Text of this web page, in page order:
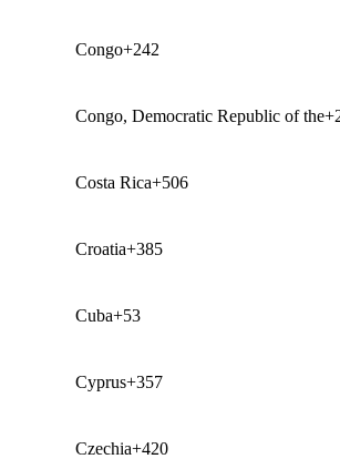
Congo+242
Congo, Democratic Republic of the
Costa Rica+506
Croatia+385
Cuba+53
Cyprus+357
Czechia+420